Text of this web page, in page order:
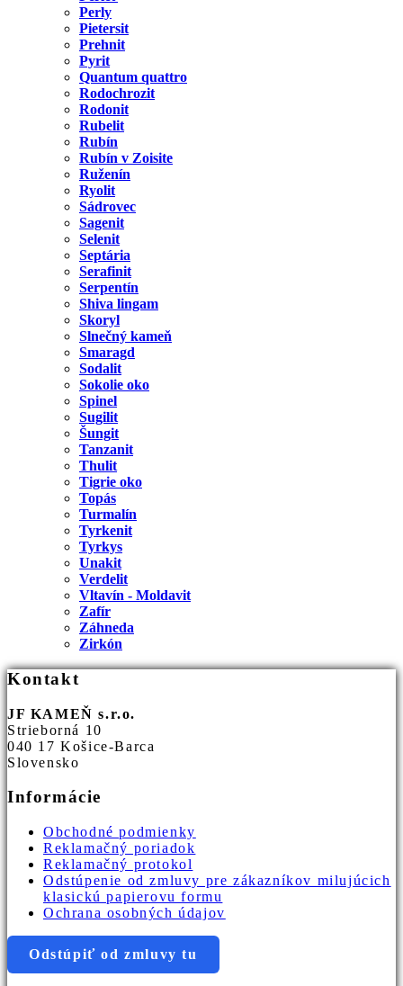
Perly
Pietersit
Prehnit
Pyrit
Quantum quattro
Rodochrozit
Rodonit
Rubelit
Rubín
Rubín v Zoisite
Ruženín
Ryolit
Sádrovec
Sagenit
Selenit
Septária
Serafinit
Serpentín
Shiva lingam
Skoryl
Slnečný kameň
Smaragd
Sodalit
Sokolie oko
Spinel
Sugilit
Šungit
Tanzanit
Thulit
Tigrie oko
Topás
Turmalín
Tyrkenit
Tyrkys
Unakit
Verdelit
Vltavín - Moldavit
Zafír
Záhneda
Zirkón
Kontakt
JF KAMEŇ s.r.o.
Strieborná 10
040 17 Košice-Barca
Slovensko
Informácie
Obchodné podmienky
Reklamačný poriadok
Reklamačný protokol
Odstúpenie od zmluvy pre zákazníkov milujúcich
klasickú papierovu formu
Ochrana osobných údajov
Odstúpiť od zmluvy tu